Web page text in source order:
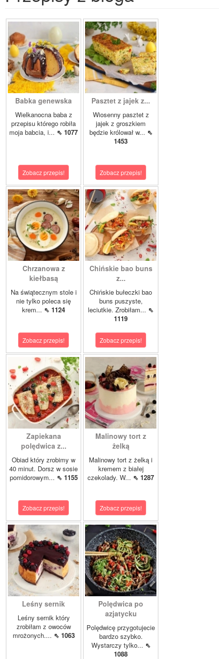
Babka genewska
Wielkanocna baba z
przepisu którego robiła
moja babcia, i... ⇖ 1077
Zobacz przepis!
Pasztet z jajek z...
Wiosenny pasztet z
jajek z groszkiem
będzie królował w... ⇖
1453
Zobacz przepis!
Chrzanowa z
kiełbasą
Na świątecznym stole i
nie tylko poleca się
krem... ⇖ 1124
Zobacz przepis!
Chińskie bao buns
z...
Chińskie bułeczki bao
buns puszyste,
leciutkie. Zrobiłam... ⇖
1119
Zobacz przepis!
Zapiekana
polędwica z...
Obiad który zrobimy w
40 minut. Dorsz w sosie
pomidorowym... ⇖ 1155
Zobacz przepis!
Malinowy tort z
żelką
Malinowy tort z żelką i
kremem z białej
czekolady. W... ⇖ 1287
Zobacz przepis!
Leśny sernik
Leśny sernik który
zrobiłam z owoców
mrożonych.... ⇖ 1063
Polędwica po
azjatycku
Polędwicę przygotujecie
bardzo szybko.
Wystarczy tylko... ⇖
1088